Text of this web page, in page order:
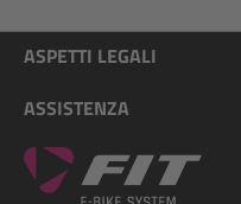
ASPETTI LEGALI
ASSISTENZA